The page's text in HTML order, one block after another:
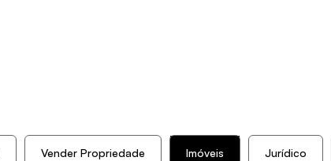
Vender Propriedade Imóveis Jurídico